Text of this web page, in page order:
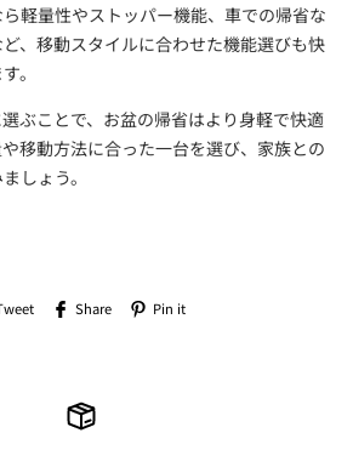
軽量性やストッパー機能、車での帰省な
、移動スタイルに合わせた機能選びも快
。
ぶことで、お盆の帰省はより身軽で快適
移動方法に合った一台を選び、家族との
しょう。
Share Pin it